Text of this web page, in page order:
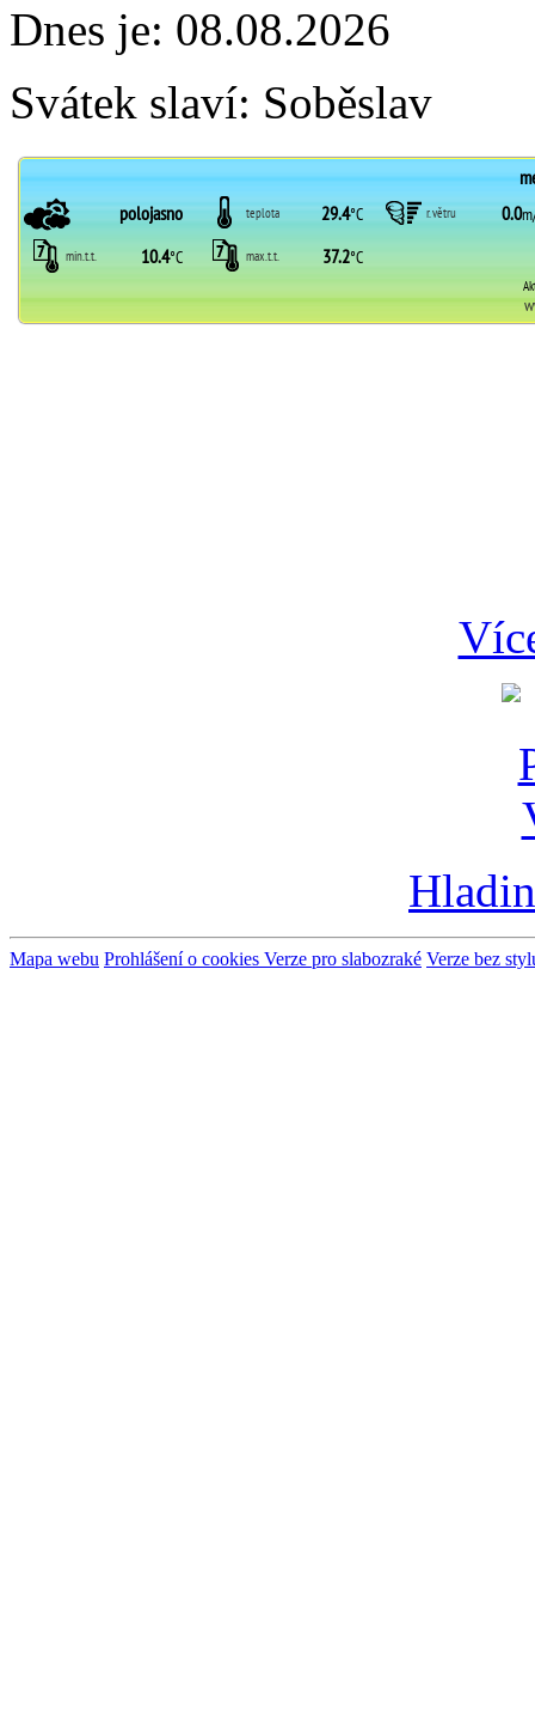
Dnes je: 08.08.2026
Svátek slaví: Soběslav
Mapa webu Prohlášení o cookies Verze pro slabozraké Verze bez